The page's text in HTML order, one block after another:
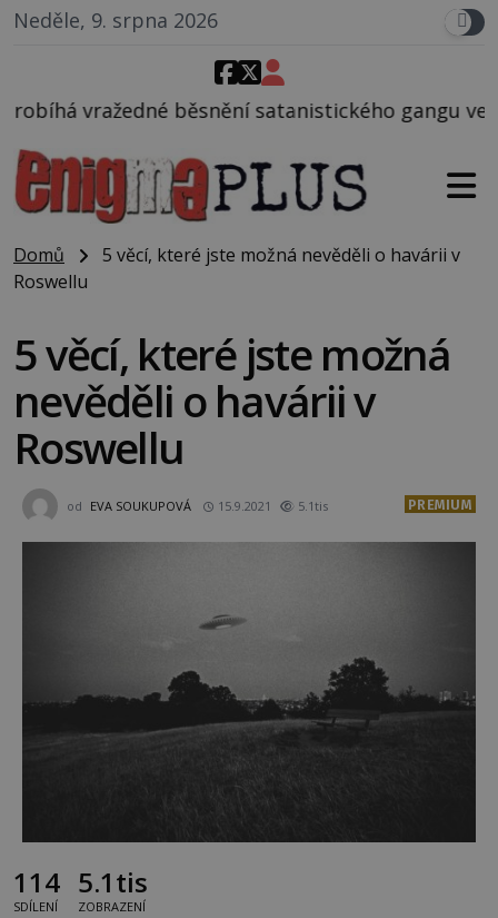
Neděle, 9. srpna 2026
satanistického gangu vedeného Charlesem
Domů
5 věcí, které jste možná nevěděli o havárii v
Roswellu
5 věcí, které jste možná
nevěděli o havárii v
Roswellu
od EVA SOUKUPOVÁ 15.9.2021 5.1tis PREMIUM
114
SDÍLENÍ
5.1tis
ZOBRAZENÍ